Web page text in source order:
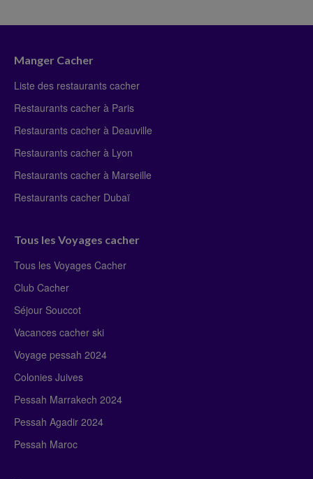
Manger Cacher
Liste des restaurants cacher
Restaurants cacher à Paris
Restaurants cacher à Deauville
Restaurants cacher à Lyon
Restaurants cacher à Marseille
Restaurants cacher Dubaï
Tous les Voyages cacher
Tous les Voyages Cacher
Club Cacher
Séjour Souccot
Vacances cacher ski
Voyage pessah 2024
Colonies Juives
Pessah Marrakech 2024
Pessah Agadir 2024
Pessah Maroc